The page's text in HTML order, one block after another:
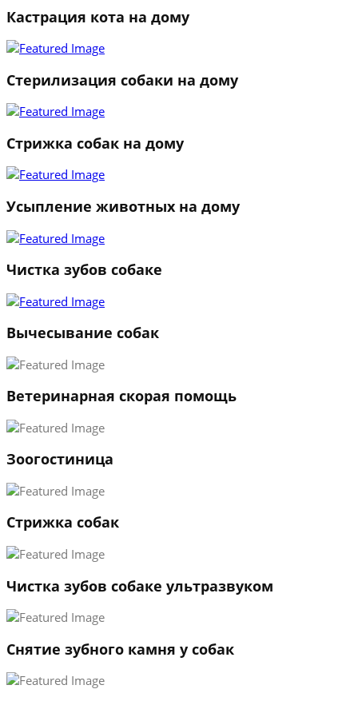
1
2
3
←
→
Кастрация кота на дому
Стерилизация собаки на дому
Стрижка собак на дому
Усыпление животных на дому
Чистка зубов собаке
Вычесывание собак
Ветеринарная скорая помощь
Зоогостиница
Стрижка собак
Чистка зубов собаке ультразвуком
Снятие зубного камня у собак